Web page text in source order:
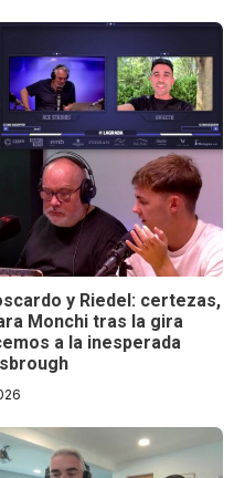
y Riedel: certezas,
Monchi tras la gira
a la inesperada